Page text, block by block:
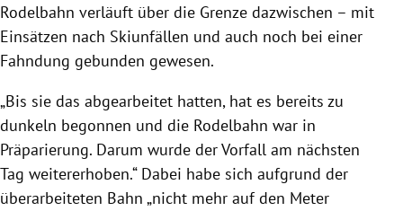
Rodelbahn verläuft über die Grenze dazwischen – mit
Einsätzen nach Skiunfällen und auch noch bei einer
Fahndung gebunden gewesen.
„Bis sie das abgearbeitet hatten, hat es bereits zu
dunkeln begonnen und die Rodelbahn war in
Präparierung. Darum wurde der Vorfall am nächsten
Tag weitererhoben.“ Dabei habe sich aufgrund der
überarbeiteten Bahn „nicht mehr auf den Meter